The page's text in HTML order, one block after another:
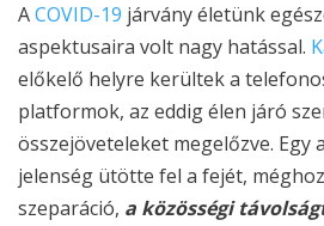
ACOVID-19 járvány életünk
aspektusaira volt nagy hatással.
előkelő helyre kerültek a
platformok, az eddig élen járó
összejöveteleket megelőzve. Egy
jelenség ütötte fel a fejét,
szeparáció, a közösségi